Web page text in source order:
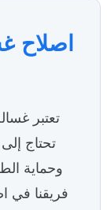
اصلاح
تعتبر
تحتاج
وحماية
فريقنا في